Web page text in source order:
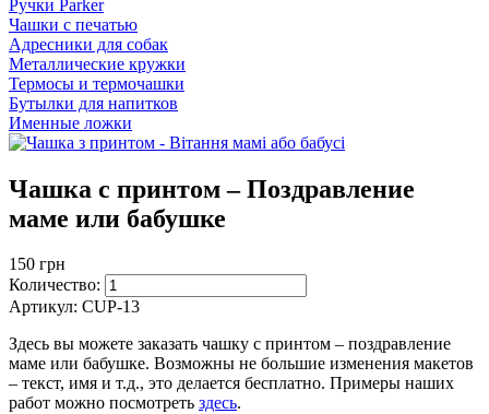
Ручки Parker
Чашки с печатью
Адресники для собак
Металлические кружки
Термосы и термочашки
Бутылки для напитков
Именные ложки
Чашка с принтом – Поздравление
маме или бабушке
150 грн
Количество:
Артикул: CUP-13
Здесь вы можете заказать чашку с принтом – поздравление
маме или бабушке. Возможны не большие изменения макетов
– текст, имя и т.д., это делается бесплатно. Примеры наших
работ можно посмотреть здесь.